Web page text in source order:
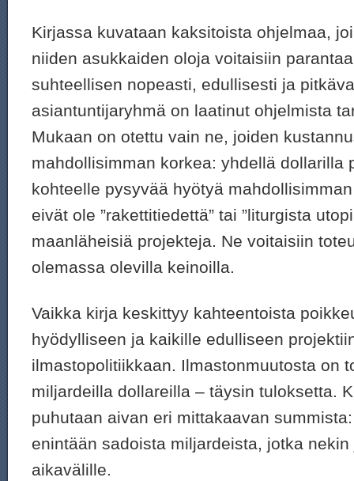
Kirjassa kuvataan kaksitoista ohjelmaa,
niiden asukkaiden oloja voitaisiin
suhteellisen nopeasti, edullisesti ja
asiantuntijaryhmä on laatinut ohjelmista
Mukaan on otettu vain ne, joiden
mahdollisimman korkea: yhdellä dollarilla
kohteelle pysyvää hyötyä
eivät ole ”rakettitiedettä” tai ”liturgista
maanläheisiä projekteja. Ne voitaisiin
olemassa olevilla keinoilla.
Vaikka kirja keskittyy kahteentoista
hyödylliseen ja kaikille edulliseen
ilmastopolitiikkaan. Ilmastonmuutosta on
miljardeilla dollareilla – täysin tuloksetta.
puhutaan aivan eri mittakaavan
enintään sadoista miljardeista, jotka
aikavälille.